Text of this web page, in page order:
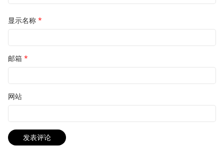
显示名称 *
邮箱 *
网站